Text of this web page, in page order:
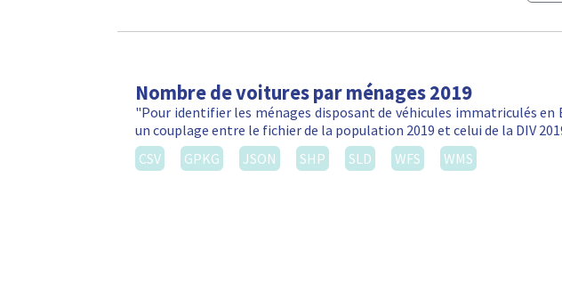
Nombre de voitures par ménages 2019
"Pour identifier les ménages disposant de véhicules immatriculés en
un couplage entre le fichier de la population 2019 et celui de la DIV
CSV
GPKG JSON SHP SLD WFS WMS